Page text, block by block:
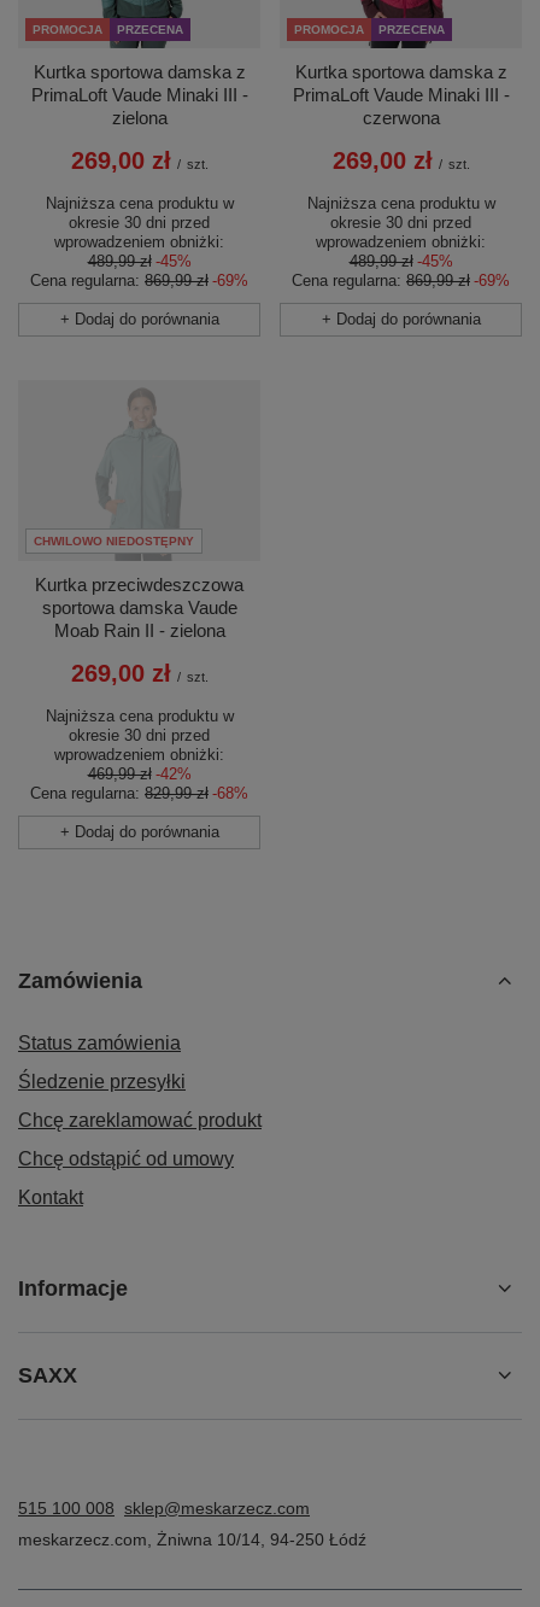
PROMOCJA PRZECENA
Kurtka sportowa damska z
PrimaLoft Vaude Minaki III -
zielona
269,00 zł / szt.
Najniższa cena produktu w
okresie 30 dni przed
wprowadzeniem obniżki:
489,99 zł -45%
Cena regularna: 869,99 zł -69%
+ Dodaj do porównania
PROMOCJA PRZECENA
Kurtka sportowa damska z
PrimaLoft Vaude Minaki III -
czerwona
269,00 zł / szt.
Najniższa cena produktu w
okresie 30 dni przed
wprowadzeniem obniżki:
489,99 zł -45%
Cena regularna: 869,99 zł -69%
+ Dodaj do porównania
CHWILOWO NIEDOSTĘPNY
Kurtka przeciwdeszczowa
sportowa damska Vaude
Moab Rain II - zielona
269,00 zł / szt.
Najniższa cena produktu w
okresie 30 dni przed
wprowadzeniem obniżki:
469,99 zł -42%
Cena regularna: 829,99 zł -68%
+ Dodaj do porównania
Zamówienia
Status zamówienia
Śledzenie przesyłki
Chcę zareklamować produkt
Chcę odstąpić od umowy
Kontakt
Informacje
SAXX
515 100 008 sklep@meskarzecz.com
meskarzecz.com
Żniwna 10/14 94-250 Łódź